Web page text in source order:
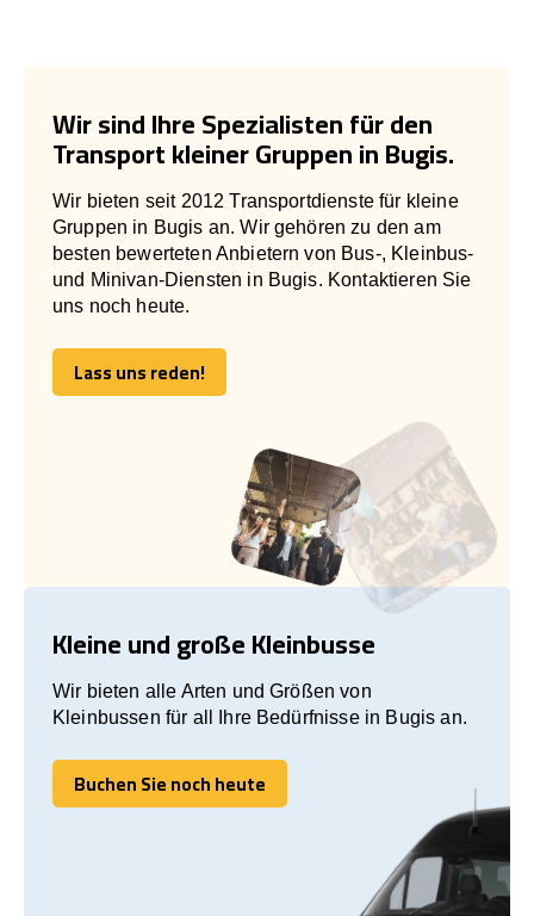
Wir sind Ihre Spezialisten für den
Transport kleiner Gruppen in Bugis.
Wir bieten seit 2012 Transportdienste für kleine
Gruppen in Bugis an. Wir gehören zu den am
besten bewerteten Anbietern von Bus-, Kleinbus-
und Minivan-Diensten in Bugis. Kontaktieren Sie
uns noch heute.
Lass uns reden!
Lass uns reden!
Kleine und große Kleinbusse
Wir bieten alle Arten und Größen von
Kleinbussen für all Ihre Bedürfnisse in Bugis an.
Buchen Sie noch heute
Buchen Sie noch heute